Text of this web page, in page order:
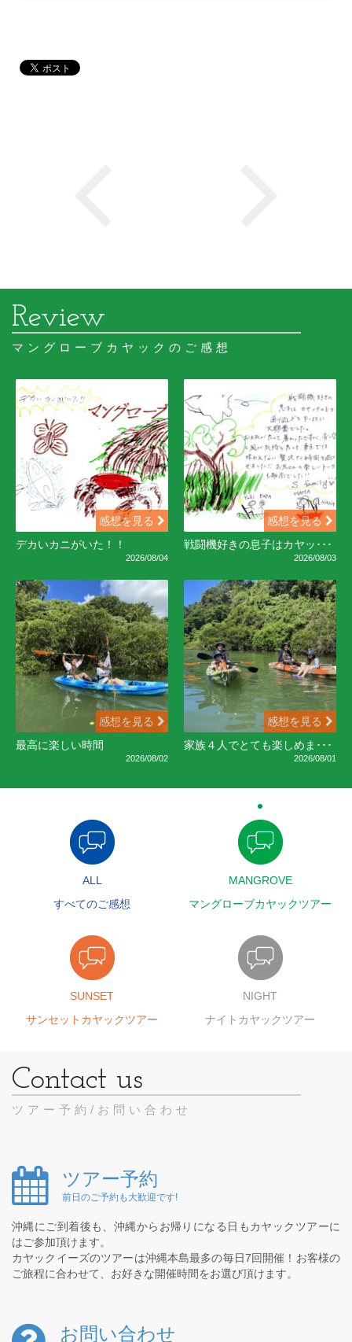
マングローブカヤックのご感想
感想を見る
デカいカニがいた！！
2026/08/04
感想を見る
戦闘機好きの息子はカヤッ･･･
2026/08/03
感想を見る
最高に楽しい時間
2026/08/02
感想を見る
家族４人でとても楽しめま･･･
2026/08/01
ALL
すべてのご感想
MANGROVE
マングローブカヤックツアー
SUNSET
サンセットカヤックツアー
NIGHT
ナイトカヤックツアー
ツアー予約/お問い合わせ
ツアー予約
前日のご予約も大歓迎です!
沖縄にご到着後も、沖縄からお帰りになる日もカヤックツアーに
はご参加頂けます。
カヤックイーズのツアーは沖縄本島最多の毎日7回開催！お客様の
ご旅程に合わせて、お好きな開催時間をお選び頂けます。
お問い合わせ